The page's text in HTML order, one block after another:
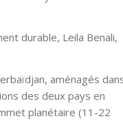
durable, Leila Benali,
aménagés
des deux pays en
planétaire (11-22